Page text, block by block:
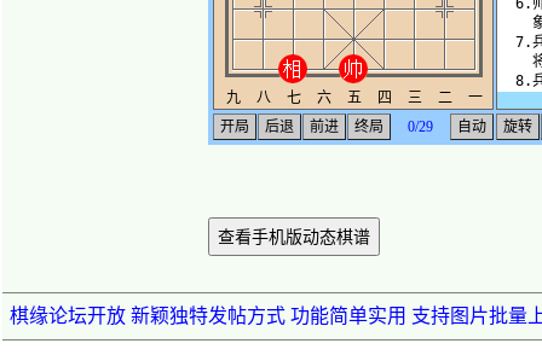
查看手机版动态棋谱
棋缘论坛开放 新颖独特发帖方式 功能简单实用 支持图片批量